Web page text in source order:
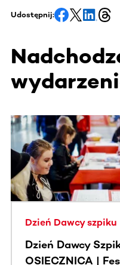
Udostępnij:
Ta sekcja zawiera
Dzień Dawcy szpiku
Dzień Dawcy
OSIECZNICA |